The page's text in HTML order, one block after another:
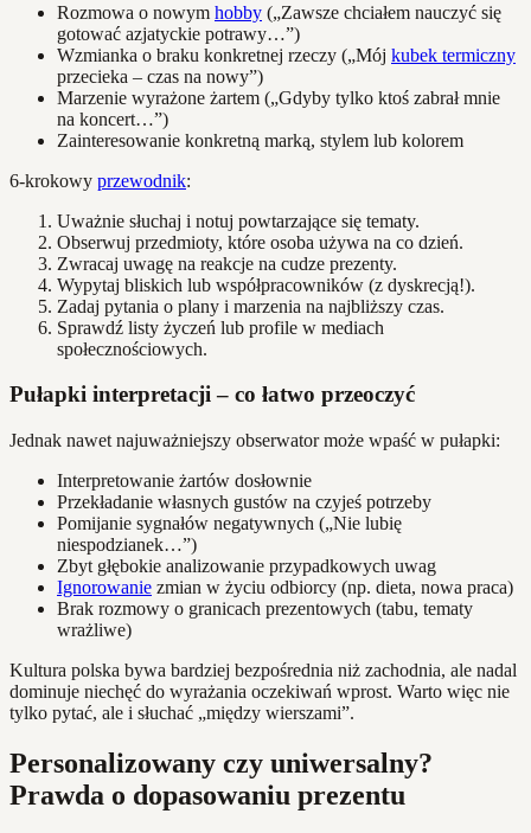
Rozmowa o nowym hobby („Zawsze chciałem nauczyć się
gotować azjatyckie potrawy…”)
Wzmianka o braku konkretnej rzeczy („Mój kubek termiczny
przecieka – czas na nowy”)
Marzenie wyrażone żartem („Gdyby tylko ktoś zabrał mnie
na koncert…”)
Zainteresowanie konkretną marką, stylem lub kolorem
6-krokowy przewodnik:
Uważnie słuchaj i notuj powtarzające się tematy.
Obserwuj przedmioty, które osoba używa na co dzień.
Zwracaj uwagę na reakcje na cudze prezenty.
Wypytaj bliskich lub współpracowników (z dyskrecją!).
Zadaj pytania o plany i marzenia na najbliższy czas.
Sprawdź listy życzeń lub profile w mediach
społecznościowych.
Pułapki interpretacji – co łatwo przeoczyć
Jednak nawet najuważniejszy obserwator może wpaść w pułapki:
Interpretowanie żartów dosłownie
Przekładanie własnych gustów na czyjeś potrzeby
Pomijanie sygnałów negatywnych („Nie lubię
niespodzianek…”)
Zbyt głębokie analizowanie przypadkowych uwag
Ignorowanie zmian w życiu odbiorcy (np. dieta, nowa praca)
Brak rozmowy o granicach prezentowych (tabu, tematy
wrażliwe)
Kultura polska bywa bardziej bezpośrednia niż zachodnia, ale nadal
dominuje niechęć do wyrażania oczekiwań wprost. Warto więc nie
tylko pytać, ale i słuchać „między wierszami”.
Personalizowany czy uniwersalny?
Prawda o dopasowaniu prezentu